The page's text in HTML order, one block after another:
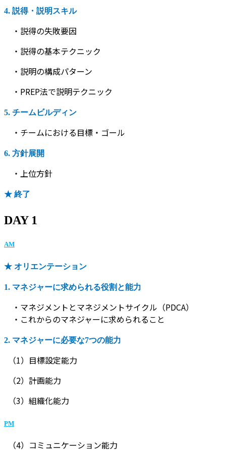
4. 説得・説明スキル
・説得の失敗要因
・説得の基本テクニック
・説明の構成パターン
・PREP法で説明テクニック
5. チームビルディン
・チームにおける目標・ゴール
6. 方針展開
・上位方針
★ 終了
DAY 1
AM
★ オリエンテーション
1. マネジャーに求められる役割と能力
・マネジメントとマネジメントサイクル（PDCA）
・これからのマネジャーに求められること
2. マネジャーに必要な7つの能力
（1）目標設定能力
（2）計画能力
（3）組織化能力
PM
（4）コミュニケーション能力